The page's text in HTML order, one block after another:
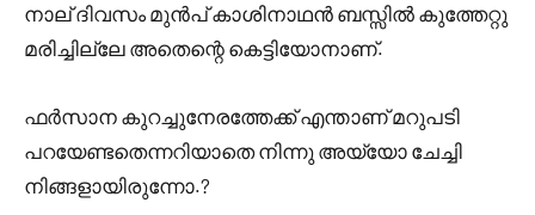
നാല് ദിവസം മുൻപ് കാശിനാഥൻ ബസ്സിൽ കുത്തേറ്റു
മരിച്ചില്ലേ അതെന്റെ കെട്ടിയോനാണ്.
ഫർസാന കുറച്ചുനേരത്തേക്ക് എന്താണ് മറുപടി
പറയേണ്ടതെന്നറിയാതെ നിന്നു അയ്യോ ചേച്ചി
നിങ്ങളായിരുന്നോ.?